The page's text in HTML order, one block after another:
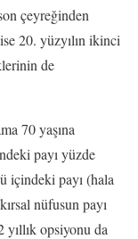
çeyreğinden
20. yüzyılın ikinci
de
70 yaşına
payı yüzde
içindeki payı (hala
nüfusun payı
yıllık opsiyonu da